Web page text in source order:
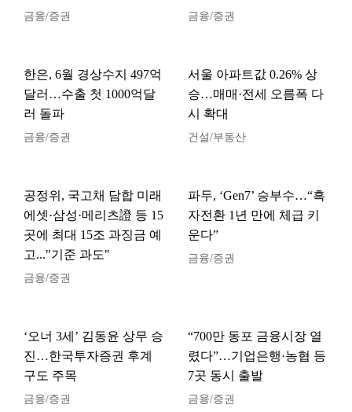
금융/증권 금융/증권
한은, 6월 경상수지 497억
달러…수출 첫 1000억달
러 돌파
금융/증권
서울 아파트값 0.26% 상
승…매매·전세 오름폭 다
시 확대
건설/부동산
공정위, 국고채 담합 미래
에셋·삼성·메리츠證 등 15
곳에 최대 15조 과징금 예
고..."기준 과도"
금융/증권
파두, ‘Gen7’ 승부수…“흑
자전환 1년 만에 체급 키
운다”
금융/증권
‘오너 3세’ 김동윤 상무 승
진…한국투자증권 후계
구도 주목
금융/증권
“700만 동포 금융시장 열
렸다”…기업은행·농협 등
7곳 동시 출발
금융/증권